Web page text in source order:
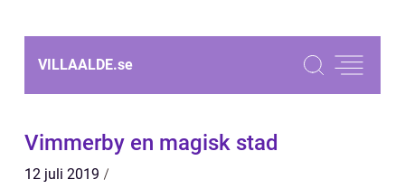
VILLAALDE.se
Vimmerby en magisk stad
12 juli 2019